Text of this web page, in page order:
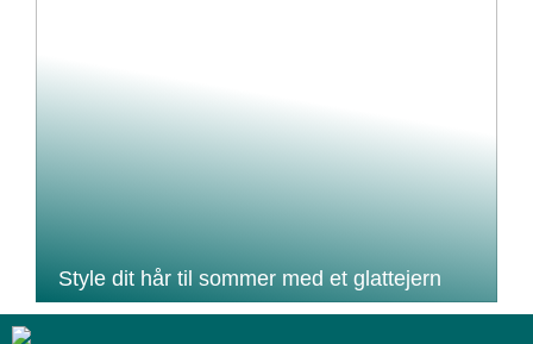
Style dit hår til sommer med et glattejern